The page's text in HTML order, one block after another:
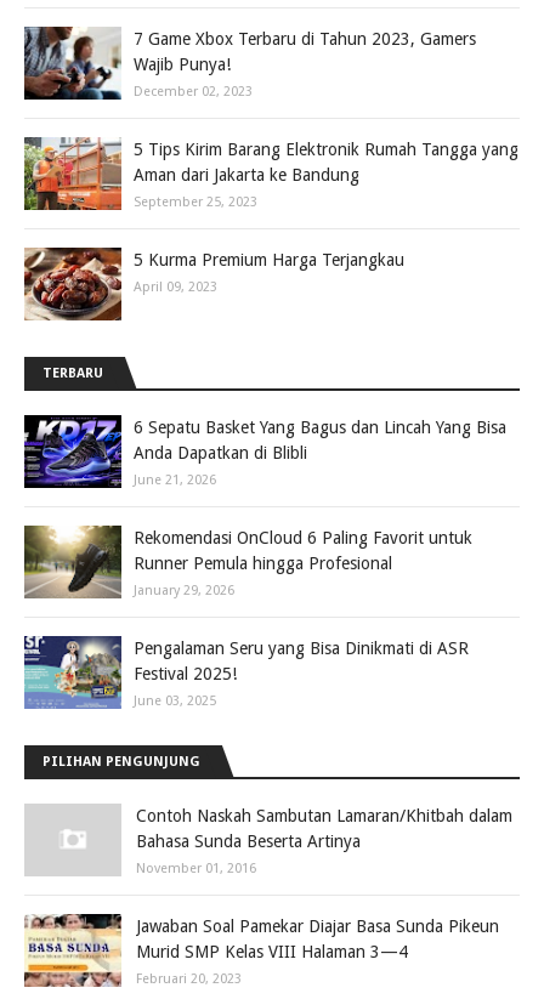
7 Game Xbox Terbaru di Tahun 2023, Gamers
Wajib Punya!
December 02, 2023
5 Tips Kirim Barang Elektronik Rumah Tangga yang
Aman dari Jakarta ke Bandung
September 25, 2023
5 Kurma Premium Harga Terjangkau
April 09, 2023
TERBARU
6 Sepatu Basket Yang Bagus dan Lincah Yang Bisa
Anda Dapatkan di Blibli
June 21, 2026
Rekomendasi OnCloud 6 Paling Favorit untuk
Runner Pemula hingga Profesional
January 29, 2026
Pengalaman Seru yang Bisa Dinikmati di ASR
Festival 2025!
June 03, 2025
PILIHAN PENGUNJUNG
Contoh Naskah Sambutan Lamaran/Khitbah dalam
Bahasa Sunda Beserta Artinya
November 01, 2016
Jawaban Soal Pamekar Diajar Basa Sunda Pikeun
Murid SMP Kelas VIII Halaman 3—4
Februari 20, 2023